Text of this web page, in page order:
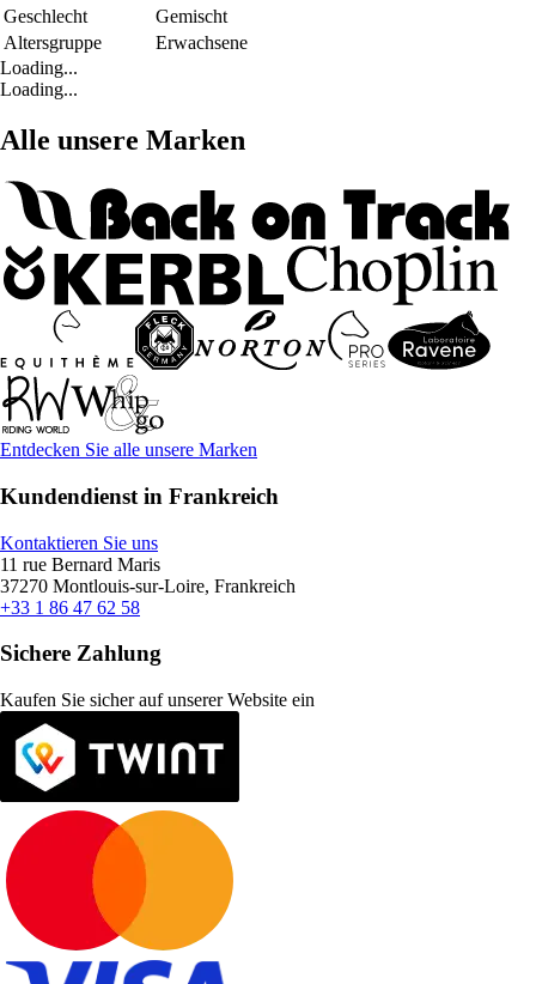
Geschlecht
Gemischt
Altersgruppe
Erwachsene
Loading...
Loading...
Alle unsere Marken
Entdecken Sie alle unsere Marken
Kundendienst in Frankreich
Kontaktieren Sie uns
11 rue Bernard Maris
37270 Montlouis-sur-Loire, Frankreich
+33 1 86 47 62 58
Sichere Zahlung
Kaufen Sie sicher auf unserer Website ein